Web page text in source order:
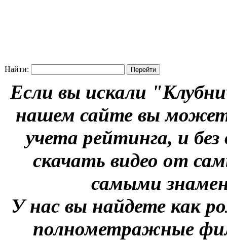
Найти:
Если вы искали
нашем сайте вы
учета рейтинга, и
скачать видео от
самыми
У нас вы найдете как
полнометражные